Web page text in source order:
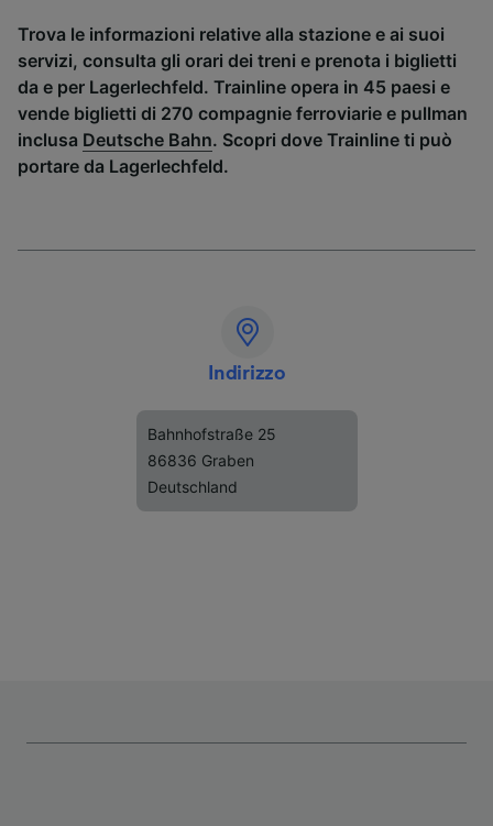
Trova le informazioni relative alla stazione e ai suoi
servizi, consulta gli orari dei treni e prenota i biglietti
da e per Lagerlechfeld. Trainline opera in 45 paesi e
vende biglietti di 270 compagnie ferroviarie e pullman
inclusa Deutsche Bahn. Scopri dove Trainline ti può
portare da Lagerlechfeld.
Indirizzo
Bahnhofstraße 25
86836 Graben
Deutschland